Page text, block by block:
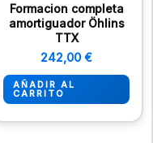
Formacion completa
amortiguador Öhlins
TTX
242,00 €
AÑADIR AL
CARRITO